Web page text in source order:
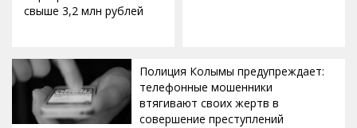
свыше 3,2 млн рублей
Полиция Колымы предупреждает:
телефонные мошенники
втягивают своих жертв в
совершение преступлений